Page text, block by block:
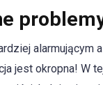
alarmującym
jest okropna! W